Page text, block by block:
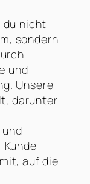
nicht
sondern
und
Unsere
darunter
auf die